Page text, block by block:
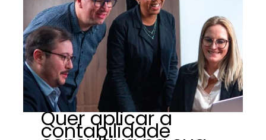
Quer aplicar a
contabilidade